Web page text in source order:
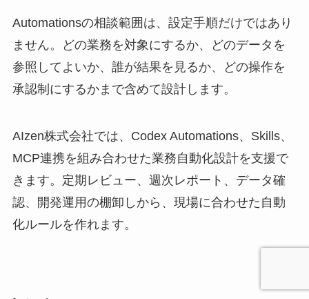
Automationsの相談範囲は、設定手順だけではあり
ません。どの業務を対象にするか、どのデータを
参照してよいか、誰が結果を見るか、どの操作を
承認制にするかまで含めて設計します。
AIzen株式会社では、Codex Automations、Skills、
MCP連携を組み合わせた業務自動化設計を支援で
きます。定期レビュー、週次レポート、データ確
認、開発運用の棚卸しから、現場に合わせた自動
化ルールを作れます。